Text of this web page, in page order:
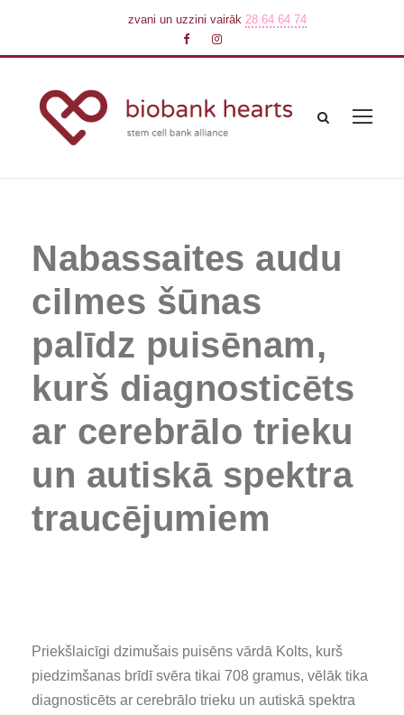
zvani un uzzini vairāk 28 64 64 74
Nabassaites audu
cilmes šūnas
palīdz puisēnam,
kurš diagnosticēts
ar cerebrālo trieku
un autiskā spektra
traucējumiem
Priekšlaicīgi dzimušais puisēns vārdā Kolts, kurš
piedzimšanas brīdī svēra tikai 708 gramus, vēlāk tika
diagnosticēts ar cerebrālo trieku un autiskā spektra